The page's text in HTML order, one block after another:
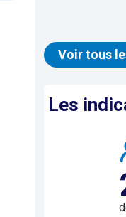
Voir tous
Les